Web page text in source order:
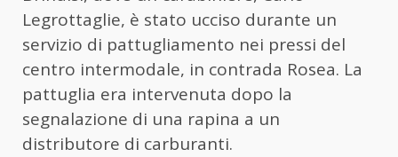
Legrottaglie, è stato ucciso durante un
servizio di pattugliamento nei pressi del
centro intermodale, in contrada Rosea. La
pattuglia era intervenuta dopo la
segnalazione di una rapina a un
distributore di carburanti.